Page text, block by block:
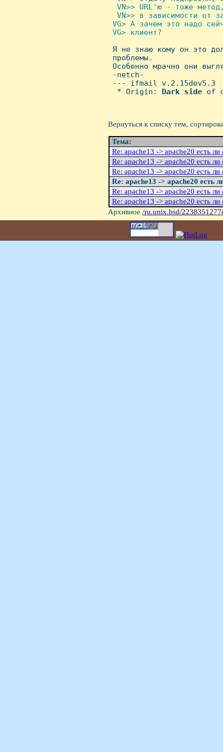
VN>> URL'ю - тоже
VN>> в зависимости от
VG> А зачем это надо
VG> клиент?
Я не знаю кому он это
проблемы.
Особенно мрачно они
-netch-
--- ifmail v.2.15dev5.3
  * Origin:
Dark side of
Вернуться к списку тем,
Тема:
Re: apache13 -> apache20 есть ли
Re: apache13 -> apache20 есть ли
Re: apache13 -> apache20 есть ли
Re: apache13 -> apache20 есть
Re: apache13 -> apache20 есть ли
Re: apache13 -> apache20 есть ли
Архивное /ru.unix.bsd/